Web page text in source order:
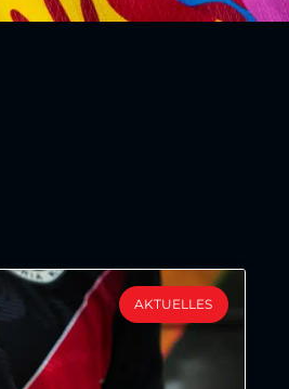
AKTUELLES